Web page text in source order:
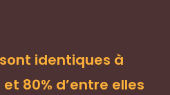
identiques à
80% d’entre elles